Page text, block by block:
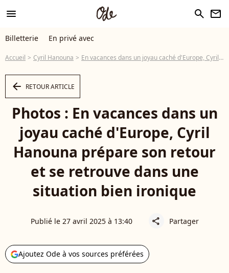
menu search newsletter
Billetterie En privé avec
Accueil Cyril Hanouna En vacances dans un joyau caché d'Europe, Cyril Hanouna prépare son retour et se retrouve dans une situation bien ironique
arrow_left RETOUR ARTICLE
Photos : En vacances dans un
joyau caché d'Europe, Cyril
Hanouna prépare son retour
et se retrouve dans une
situation bien ironique
Publié le 27 avril 2025 à 13:40 share Partager
Ajoutez Ode à vos sources préférées